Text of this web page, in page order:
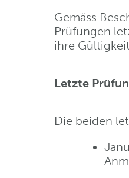
Gemäss
Prüfungen
ihre
Letzte
Die beiden